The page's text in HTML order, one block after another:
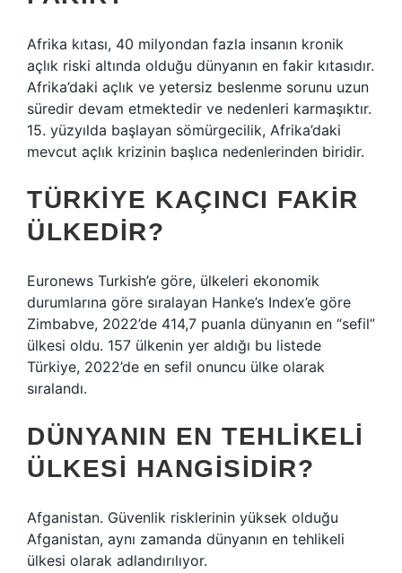
Afrika kıtası, 40 milyondan fazla insanın kronik
açlık riski altında olduğu dünyanın en fakir kıtasıdır.
Afrika’daki açlık ve yetersiz beslenme sorunu uzun
süredir devam etmektedir ve nedenleri karmaşıktır.
15. yüzyılda başlayan sömürgecilik, Afrika’daki
mevcut açlık krizinin başlıca nedenlerinden biridir.
TÜRKIYE KAÇINCI FAKIR
ÜLKEDIR?
Euronews Turkish’e göre, ülkeleri ekonomik
durumlarına göre sıralayan Hanke’s Index’e göre
Zimbabve, 2022’de 414,7 puanla dünyanın en “sefil”
ülkesi oldu. 157 ülkenin yer aldığı bu listede
Türkiye, 2022’de en sefil onuncu ülke olarak
sıralandı.
DÜNYANIN EN TEHLIKELI
ÜLKESI HANGISIDIR?
Afganistan. Güvenlik risklerinin yüksek olduğu
Afganistan, aynı zamanda dünyanın en tehlikeli
ülkesi olarak adlandırılıyor.